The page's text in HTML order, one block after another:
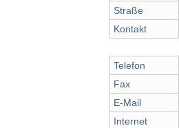
Straße
Kontakt
Telefon
Fax
E-Mail
Internet